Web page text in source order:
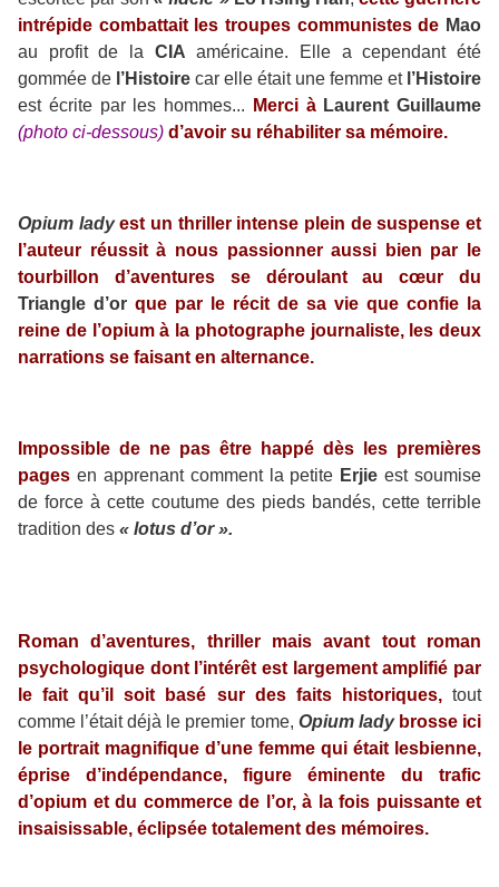
intrépide combattait les troupes communistes de Mao
au profit de la CIA américaine. Elle a cependant été
gommée de l’Histoire car elle était une femme et l’Histoire
est écrite par les hommes...
Merci à Laurent Guillaume
(photo ci-dessous) d’avoir su réhabiliter sa mémoire.
Opium lady est un thriller intense plein de suspense et
l’auteur réussit à nous passionner aussi bien par le
tourbillon d’aventures se déroulant au cœur du
Triangle d’or que par le récit de sa vie que confie la
reine de l’opium à la photographe journaliste, les deux
narrations se faisant en alternance.
Impossible de ne pas être happé dès les premières
pages en apprenant comment la petite Erjie est soumise
de force à cette coutume des pieds bandés, cette terrible
tradition des « lotus d’or ».
Roman d’aventures, thriller mais avant tout roman
psychologique dont l’intérêt est largement amplifié par
le fait qu’il soit basé sur des faits historiques,tout
comme l’était déjà le premier tome, Opium lady brosse ici
le portrait magnifique d’une femme qui était lesbienne,
éprise d’indépendance, figure éminente du trafic
d’opium et du commerce de l’or, à la fois puissante et
insaisissable, éclipsée totalement des mémoires.